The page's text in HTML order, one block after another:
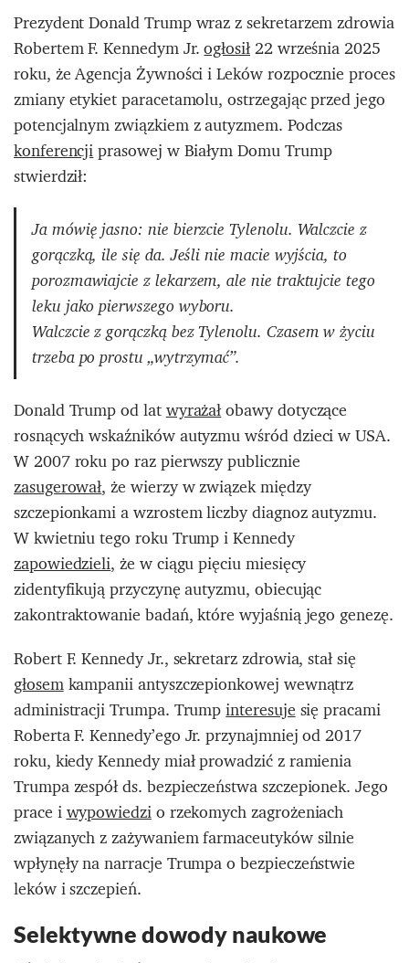
Prezydent Donald Trump wraz z sekretarzem zdrowia
Robertem F. Kennedym Jr.ogłosił22 września 2025
roku, że Agencja Żywności i Leków rozpocznie proces
zmiany etykiet paracetamolu, ostrzegając przed jego
potencjalnym związkiem z autyzmem. Podczas
konferencjiprasowej w Białym Domu Trump
stwierdził:
Ja mówię jasno: nie bierzcie Tylenolu. Walczcie z
gorączką, ile się da. Jeśli nie macie wyjścia, to
porozmawiajcie z lekarzem, ale nie traktujcie tego
leku jako pierwszego wyboru.
Walczcie z gorączką bez Tylenolu. Czasem w życiu
trzeba po prostu „wytrzymać”.
Donald Trump od latwyrażałobawy dotyczące
rosnących wskaźników autyzmu wśród dzieci w USA.
W 2007 roku po raz pierwszy publicznie
zasugerował, że wierzy w związek między
szczepionkami a wzrostem liczby diagnoz autyzmu.
W kwietniu tego roku Trump i Kennedy
zapowiedzieli, że w ciągu pięciu miesięcy
zidentyfikują przyczynę autyzmu, obiecując
zakontraktowanie badań, które wyjaśnią jego genezę.
Robert F. Kennedy Jr., sekretarz zdrowia, stał się
głosemkampanii antyszczepionkowej wewnątrz
administracji Trumpa. Trumpinteresujesię pracami
Roberta F. Kennedy’ego Jr. przynajmniej od 2017
roku, kiedy Kennedy miał prowadzić z ramienia
Trumpa zespół ds. bezpieczeństwa szczepionek. Jego
prace iwypowiedzio rzekomych zagrożeniach
związanych z zażywaniem farmaceutyków silnie
wpłynęły na narracje Trumpa o bezpieczeństwie
leków i szczepień.
Selektywne dowody naukowe